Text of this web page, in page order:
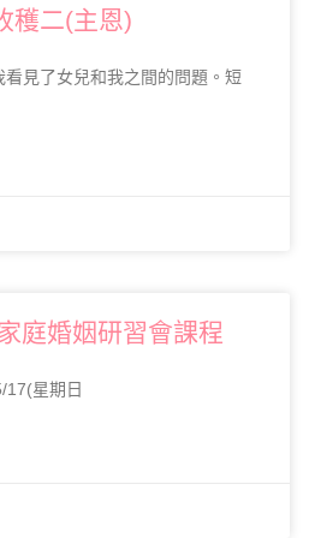
穫二(主恩)
見了女兒和我之間的問題。短
庭婚姻研習會課程
17(星期日